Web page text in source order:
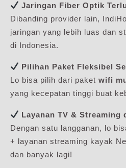
Jaringan Fiber Optik
Dibanding provider lain,
jaringan yang lebih luas dan
di Indonesia.
Pilihan Paket Fleksibel
Lo bisa pilih dari paket wifi
yang kecepatan tinggi buat
Layanan TV & Streaming
Dengan satu langganan, lo
+ layanan streaming kayak
dan banyak lagi!